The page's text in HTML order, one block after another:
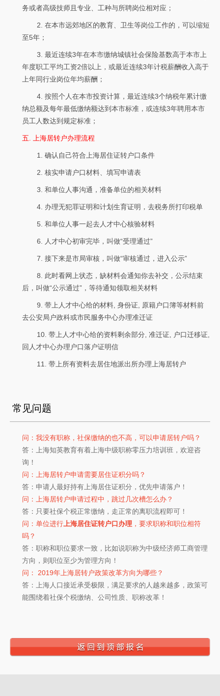
务或者高级技师且专业、工种与所聘岗位相对应；
2. 在本市远郊地区的教育、卫生等岗位工作的，可以缩短
至5年；
3. 最近连续3年在本市缴纳城镇社会保险基数高于本市上
年度职工平均工资2倍以上，或最近连续3年计税薪酬收入高于
上年同行业岗位年均薪酬；
4. 按照个人在本市投资计算，最近连续3个纳税年累计缴
纳总额及每年最低缴纳额达到本市标准，或连续3年聘用本市
员工人数达到规定标准；
五. 上海居转户办理流程
1. 确认自己符合上海居住证转户口条件
2. 核实申请户口材料、填写申请表
3. 和单位人事沟通，准备单位的相关材料
4. 办理无犯罪证明和计划生育证明，去税务所打印税单
5. 和单位人事一起去人才中心核验材料
6. 人才中心初审完毕，叫做“受理通过”
7. 接下来是市局审核，叫做“审核通过，进入公示”
8. 此时看网上状态，缺材料会通知你去补交，公示结束
后，叫做“公示通过”，等待通知领取相关材料
9. 带上人才中心给的材料, 身份证, 原籍户口簿等材料前
去公安局户政科或市民服务中心办理准迁证
10. 带上人才中心给的资料剩余部分, 准迁证, 户口迁移证,
回人才中心办理户口落户证明信
11. 带上所有资料去居住地派出所办理上海居转户
常见问题
问：我没有职称，社保缴纳的也不高，可以申请居转户吗？
答：上海知英教育有着上海中级职称零压力培训班，欢迎咨
询！
问：上海居转户申请需要居住证积分吗？
答：申请人最好持有上海居住证积分，优先申请落户！
问：上海居转户申请过程中，跳过几次槽怎么办？
答：只要社保个税正常缴纳，走正常的离职流程即可！
问：单位进行 上海居住证转户口办理 ，要求职称和职位相符
吗？
答：职称和职位要求一致，比如说职称为中级经济师工商管理
方向，则职位至少为管理方向！
问： 2019年上海居转户政策改革方向为哪些？
答：上海人口接近承受极限，满足要求的人越来越多，政策可
能围绕着社保个税缴纳、公司性质、职称改革！